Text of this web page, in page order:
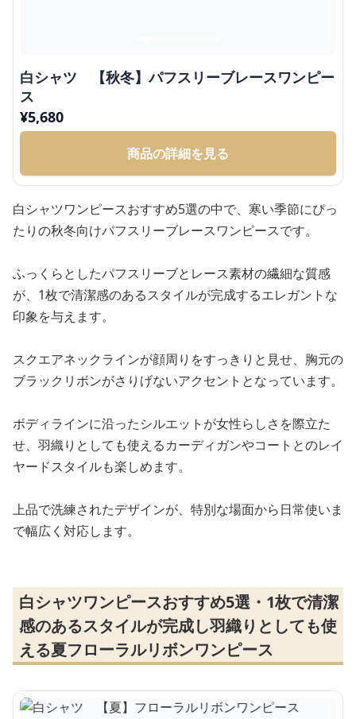
白シャツ 【秋冬】パフスリーブレースワンピー
ス
¥5,680
商品の詳細を見る
白シャツワンピースおすすめ5選の中で、寒い季節にぴっ
たりの秋冬向けパフスリーブレースワンピースです。
ふっくらとしたパフスリーブとレース素材の繊細な質感
が、1枚で清潔感のあるスタイルが完成するエレガントな
印象を与えます。
スクエアネックラインが顔周りをすっきりと見せ、胸元の
ブラックリボンがさりげないアクセントとなっています。
ボディラインに沿ったシルエットが女性らしさを際立た
せ、羽織りとしても使えるカーディガンやコートとのレイ
ヤードスタイルも楽しめます。
上品で洗練されたデザインが、特別な場面から日常使いま
で幅広く対応します。
白シャツワンピースおすすめ5選・1枚で清潔
感のあるスタイルが完成し羽織りとしても使
える夏フローラルリボンワンピース